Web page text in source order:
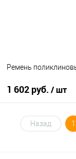
Ремень
1 602 руб. / шт
Назад 1